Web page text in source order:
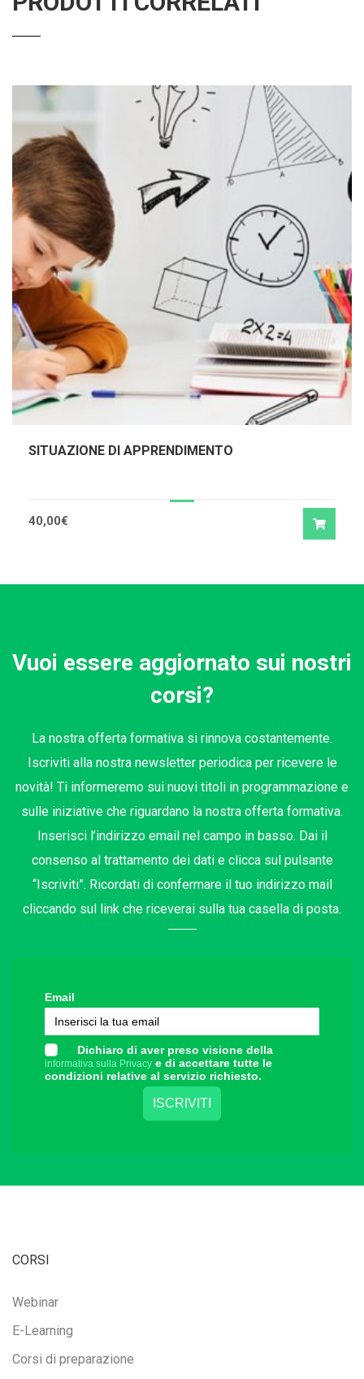
SITUAZIONE DI APPRENDIMENTO
40,00€
Vuoi essere aggiornato sui nostri
corsi?
La nostra offerta formativa si rinnova costantemente.
Iscriviti alla nostra newsletter periodica per ricevere le
novità! Ti informeremo sui nuovi titoli in programmazione e
sulle iniziative che riguardano la nostra offerta formativa.
Inserisci l’indirizzo email nel campo in basso. Dai il
consenso al trattamento dei dati e clicca sul pulsante
“Iscriviti”. Ricordati di confermare il tuo indirizzo mail
cliccando sul link che riceverai sulla tua casella di posta.
Email
Dichiaro di aver preso visione della
informativa sulla Privacy e di accettare tutte le
condizioni relative al servizio richiesto.
CORSI
Webinar
E-Learning
Corsi di preparazione